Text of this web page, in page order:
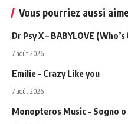
Vous pourriez aussi
Dr Psy X – BABYLOVE
7 août 2026
Emilie – Crazy Like you
7 août 2026
Monopteros Music – Sogno o